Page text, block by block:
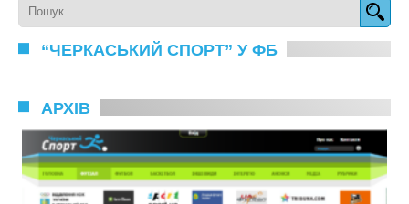
“ЧЕРКАСЬКИЙ СПОРТ” У ФБ
АРХІВ